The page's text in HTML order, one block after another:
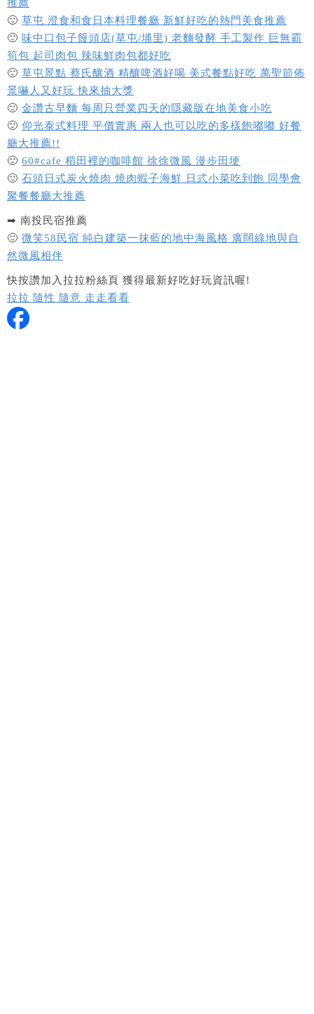
推薦
🙂 草屯 澄食和食日本料理餐廳 新鮮好吃的熱門美食推薦
🙂 味中口包子饅頭店(草屯/埔里) 老麵發酵 手工製作 巨無霸
筍包 起司肉包 辣味鮮肉包都好吃
🙂 草屯景點 蔡氏釀酒 精釀啤酒好喝 美式餐點好吃 萬聖節佈
景嚇人又好玩 快來抽大獎
🙂 金讚古早麵 每周只營業四天的隱藏版在地美食小吃
🙂 仰光泰式料理 平價實惠 兩人也可以吃的多樣飽嘟嘟 好餐
廳大推薦!!
🙂 60#cafe 稻田裡的咖啡館 徐徐微風 漫步田埂
🙂 石頭日式炭火燒肉 燒肉蝦子海鮮 日式小菜吃到飽 同學會
聚餐餐廳大推薦
➡ 南投民宿推薦
🙂 微笑58民宿 純白建築一抹藍的地中海風格 廣闊綠地與自
然微風相伴
快按讚加入拉拉粉絲頁 獲得最新好吃好玩資訊喔!
拉拉 隨性 隨意 走走看看